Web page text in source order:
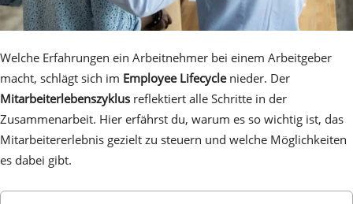
Welche Erfahrungen ein Arbeitnehmer bei einem Arbeitgeber
macht, schlägt sich im Employee Lifecyclenieder. Der
Mitarbeiterlebenszyklus reflektiert alle Schritte in der
Zusammenarbeit. Hier erfährst du, warum es so wichtig ist, das
Mitarbeitererlebnis gezielt zu steuern und welche Möglichkeiten
es dabei gibt.